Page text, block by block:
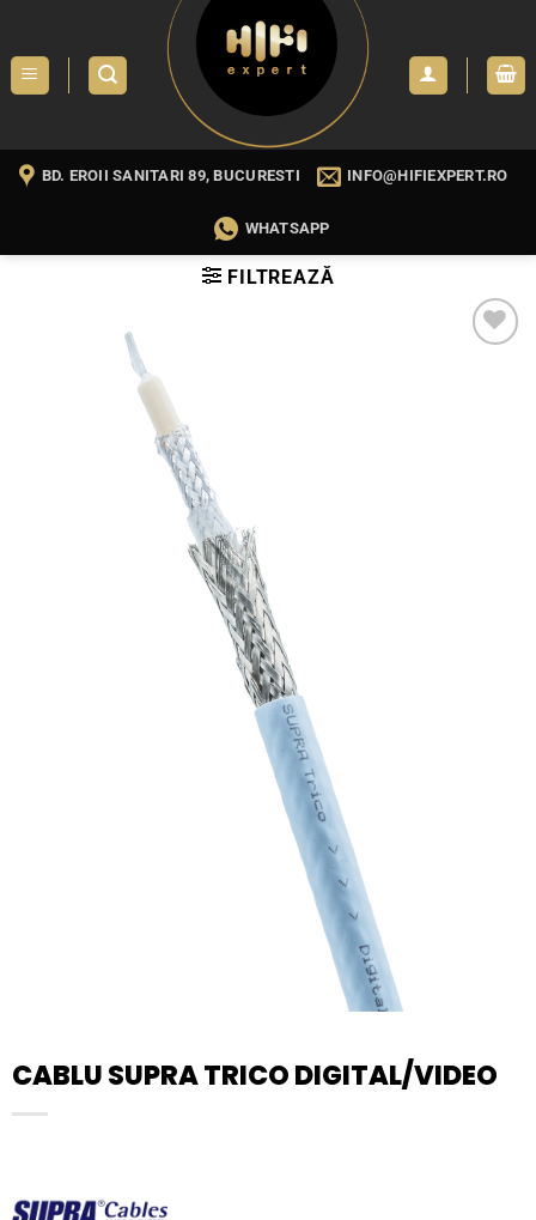
content
BD. EROII SANITARI 89, BUCURESTI INFO@HIFIEXPERT.RO
WHATSAPP
FILTREAZĂ
CABLU SUPRA TRICO DIGITAL/VIDEO